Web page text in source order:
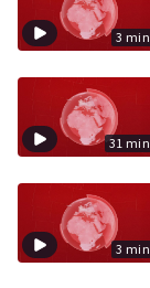
3 min
31 min
3 min